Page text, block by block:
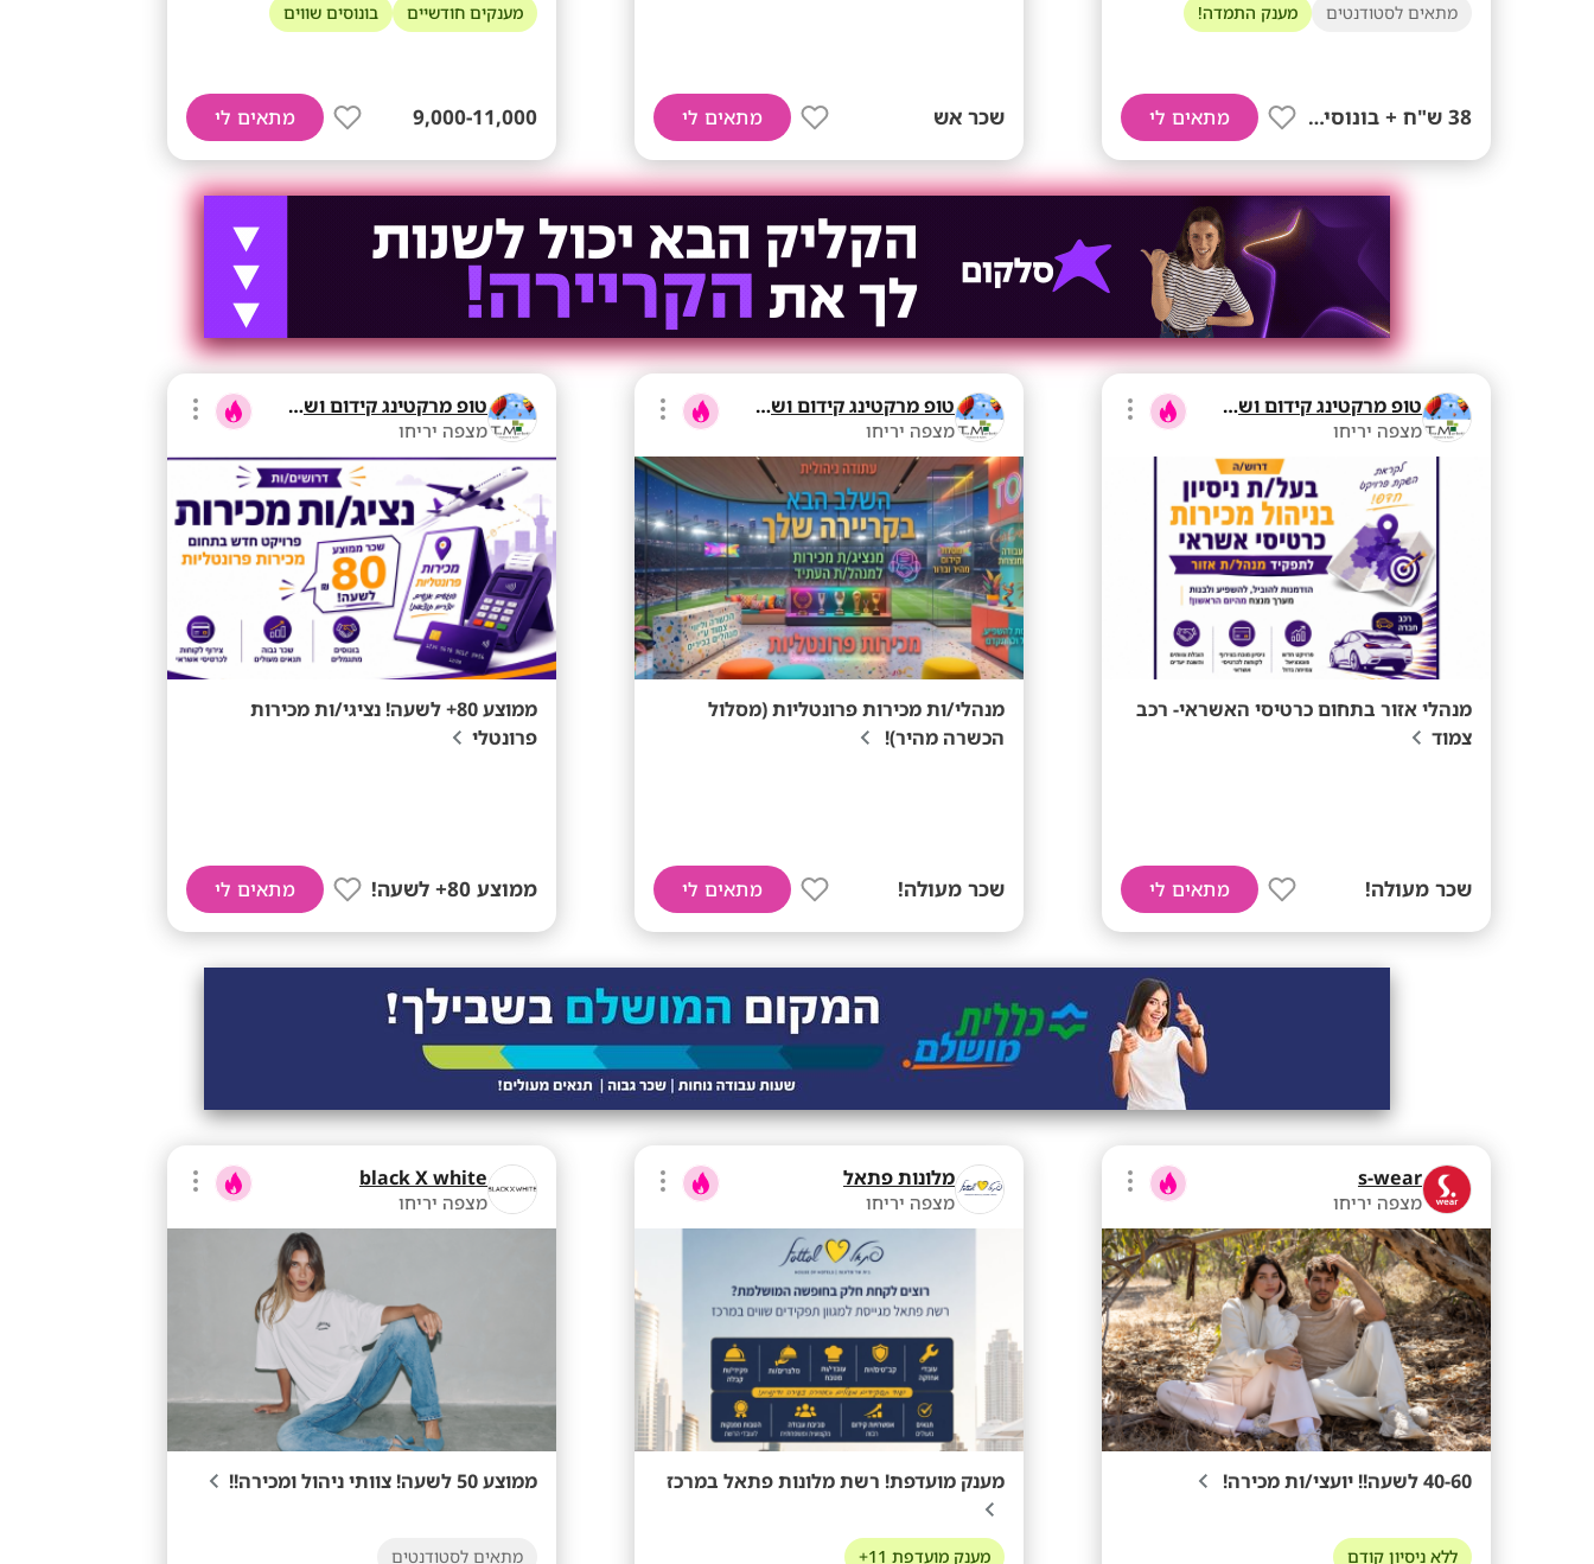
מתאים לסטודנטים מענק התמדה!
38 ש"ח + בונוסים!! מתאים לי שכר אש מתאים לי
מענקים חודשיים בונוסים שווים
9,000-11,000 מתאים לי
טופ מרקטינג קידום ושיווק בע"מ
מצפה יריחו
מנהלי אזור בתחום כרטיסי האשראי- רכב
צמוד
שכר מעולה! מתאים לי
טופ מרקטינג קידום ושיווק בע"מ
מצפה יריחו
מנהלי/ות מכירות פרונטליות (מסלול
הכשרה מהיר)!
שכר מעולה! מתאים לי
טופ מרקטינג קידום ושיווק בע"מ
מצפה יריחו
ממוצע 80+ לשעה! נציגי/ות מכירות
פרונטלי
ממוצע 80+ לשעה! מתאים לי
s-wear
מצפה יריחו
40-60 לשעה!! יועצי/ות מכירה!
ללא ניסיון קודם
מלונות פתאל
מצפה יריחו
מענק מועדפת! רשת מלונות פתאל במרכז
מענק מועדפת 11+
black X white
מצפה יריחו
ממוצע 50 לשעה! צוותי ניהול ומכירה!!
מתאים לסטודנטים